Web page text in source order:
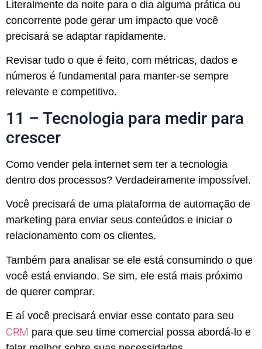
Literalmente da noite para o dia alguma prática ou
concorrente pode gerar um impacto que você
precisará se adaptar rapidamente.
Revisar tudo o que é feito, com métricas, dados e
números é fundamental para manter-se sempre
relevante e competitivo.
11 – Tecnologia para medir para
crescer
Como vender pela internet sem ter a tecnologia
dentro dos processos? Verdadeiramente impossível.
Você precisará de uma plataforma de automação de
marketing para enviar seus conteúdos e iniciar o
relacionamento com os clientes.
Também para analisar se ele está consumindo o que
você está enviando. Se sim, ele está mais próximo
de querer comprar.
E aí você precisará enviar esse contato para seu
CRM para que seu time comercial possa abordá-lo e